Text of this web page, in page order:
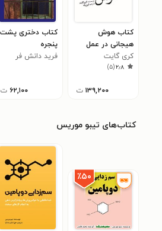
کتاب هوش
هیجانی در عمل
کری گایت
۲٫۸(۵)
۱۳۹,۲۰۰ ت
کتاب دختری پشت
پنجره
فرید دانش فر
۶۲,۱۰۰ ت
کتاب‌های تیبو موریس
٪۵۰